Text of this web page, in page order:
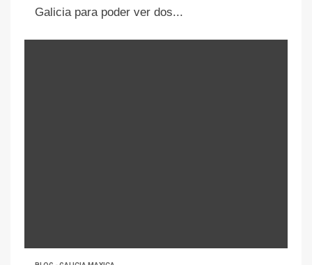
Galicia para poder ver dos...